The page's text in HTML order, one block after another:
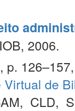
2006.
p.
Virtual de
, CLD,